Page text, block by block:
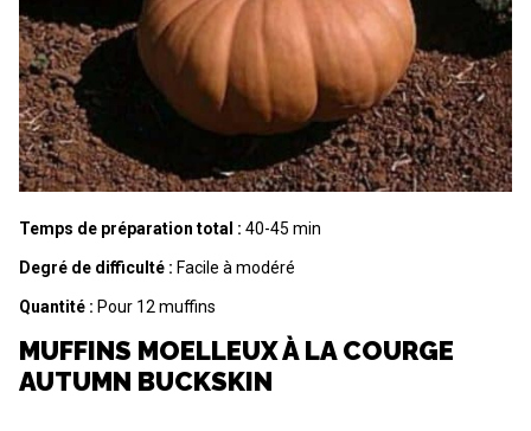
Temps de préparation total : 40-45 min
Degré de difficulté : Facile à modéré
Quantité : Pour 12 muffins
MUFFINS MOELLEUX À LA COURGE
AUTUMN BUCKSKIN